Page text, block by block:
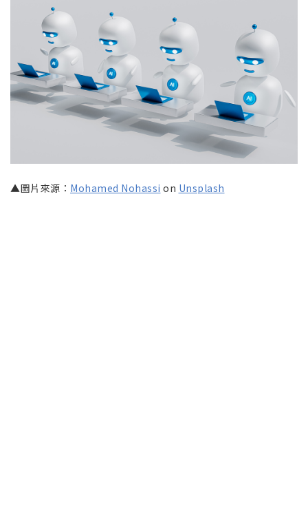
▲圖片來源： Mohamed Nohassi on Unsplash